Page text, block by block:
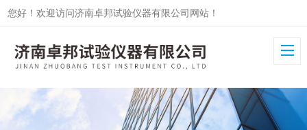
您好！欢迎访问济南卓邦试验仪器有限公司网站！